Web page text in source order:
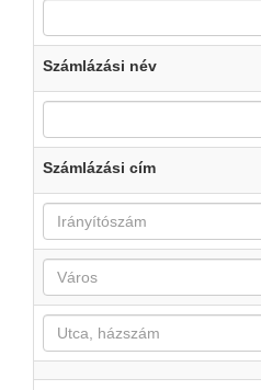
Számlázási név
Számlázási cím